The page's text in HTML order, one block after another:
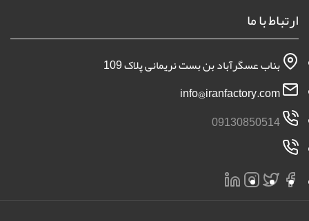
ارتباط با ما
بناب عسگرآباد بن بست نریمانی پلاک 109
09130850514